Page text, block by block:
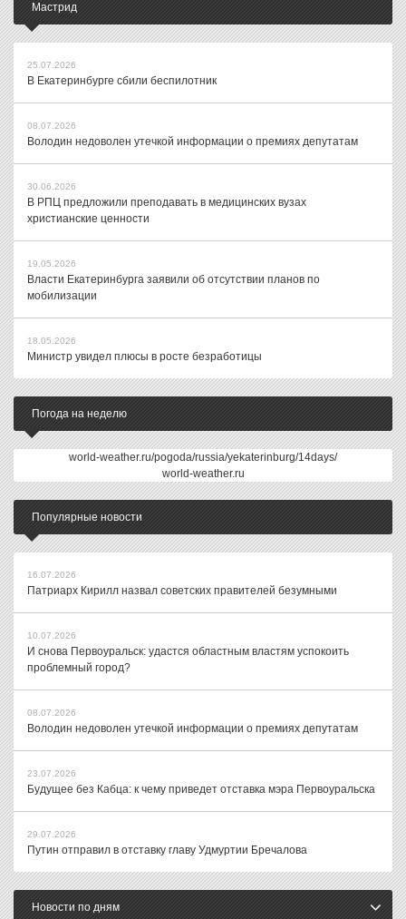
Мастрид
25.07.2026
В Екатеринбурге сбили беспилотник
08.07.2026
Володин недоволен утечкой информации о премиях депутатам
30.06.2026
В РПЦ предложили преподавать в медицинских вузах
христианские ценности
19.05.2026
Власти Екатеринбурга заявили об отсутствии планов по
мобилизации
18.05.2026
Министр увидел плюсы в росте безработицы
Погода на неделю
world-weather.ru/pogoda/russia/yekaterinburg/14days/
world-weather.ru
Популярные новости
16.07.2026
Патриарх Кирилл назвал советских правителей безумными
10.07.2026
И снова Первоуральск: удастся областным властям успокоить
проблемный город?
08.07.2026
Володин недоволен утечкой информации о премиях депутатам
23.07.2026
Будущее без Кабца: к чему приведет отставка мэра Первоуральска
29.07.2026
Путин отправил в отставку главу Удмуртии Бречалова
Новости по дням